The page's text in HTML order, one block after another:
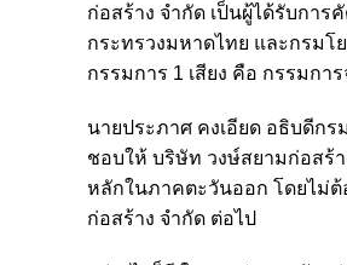
ก่อสร้าง จำกัด เป็นผู้ได้รับกา
กระทรวงมหาดไทย และกรมโ
กรรมการ 1 เสียง คือ กรรมกา
นายประภาศ คงเอียด อธิบดีก
ชอบให้ บริษัท วงษ์สยามก่อสร้
หลักในภาคตะวันออก โดยไม่
ก่อสร้าง จำกัด ต่อไป